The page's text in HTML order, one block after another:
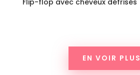
Flip-flop avec cheveux défrisés
EN VOIR PLUS